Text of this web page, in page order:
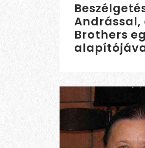
Andrással,
Brothers